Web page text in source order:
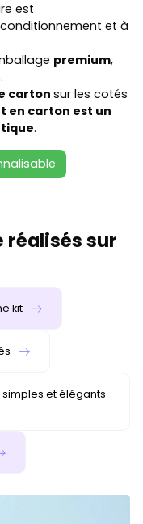
est
et à
premium,
cartonsur les cotés
en carton est un
.
réalisés sur
kit
et élégants